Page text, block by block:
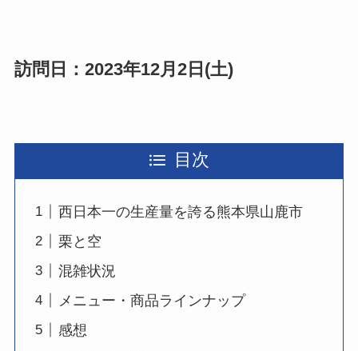
訪問日：2023年12月2日(土)
目次
西日本一の生産量を誇る熊本県山鹿市
栗と空
混雑状況
メニュー・商品ラインナップ
感想